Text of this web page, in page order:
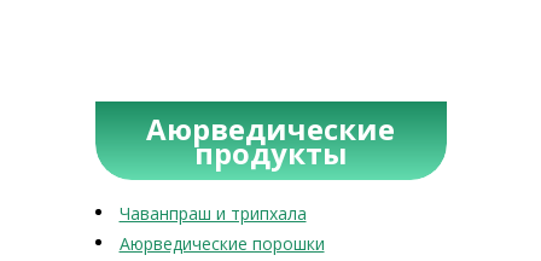
Аюрведические
продукты
Чаванпраш и трипхала
Аюрведические порошки